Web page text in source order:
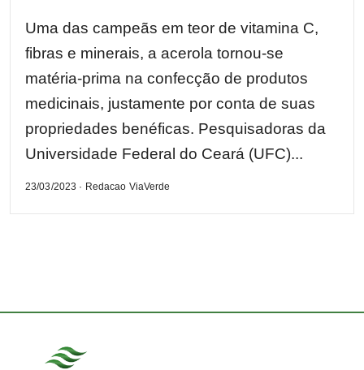
Uma das campeãs em teor de vitamina C,
fibras e minerais, a acerola tornou-se
matéria-prima na confecção de produtos
medicinais, justamente por conta de suas
propriedades benéficas. Pesquisadoras da
Universidade Federal do Ceará (UFC)...
23/03/2023 · Redacao ViaVerde